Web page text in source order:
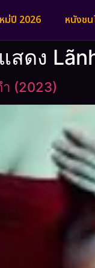
ม่ปี 2026 หนังชน
สดง
(2023)